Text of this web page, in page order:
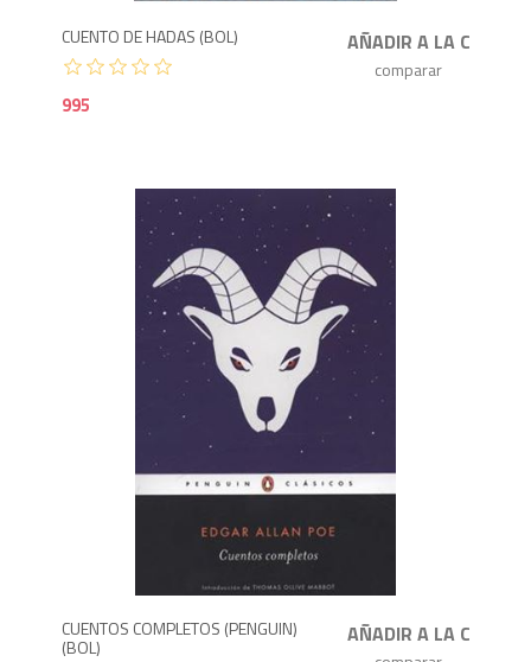
CUENTO DE HADAS (BOL)
995
CUENTOS COMPLETOS (PENGUIN)
(BOL)